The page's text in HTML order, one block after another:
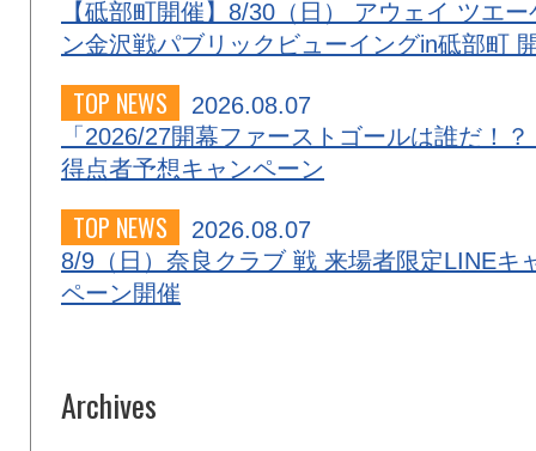
【砥部町開催】8/30（日） アウェイ ツエー
ン金沢戦パブリックビューイングin砥部町
TOP NEWS
2026.08.07
「2026/27開幕ファーストゴールは誰だ！？
得点者予想キャンペーン
TOP NEWS
2026.08.07
8/9（日）奈良クラブ 戦 来場者限定LINEキ
ペーン開催
Archives